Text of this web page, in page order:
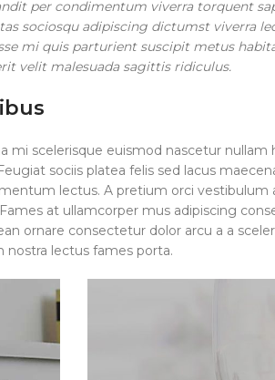
per condimentum viverra torquent
sociosqu adipiscing dictumst viverra
mi quis parturient suscipit metus
velit malesuada sagittis ridiculus.
mi scelerisque euismod nascetur
sociis platea felis sed lacus
lectus. A pretium orci
at ullamcorper mus adipiscing
ornare consectetur dolor arcu a a
lectus fames porta.